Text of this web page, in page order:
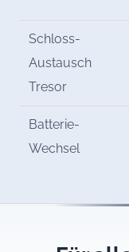
Schloss-
Austausch
Tresor
Batterie-
Wechsel